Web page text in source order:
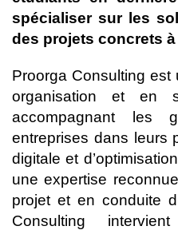
spécialiser sur les
des projets concrets
Proorga Consulting
organisation et en
accompagnant les
entreprises dans leurs
digitale et
une expertise
projet et en conduite
Consulting